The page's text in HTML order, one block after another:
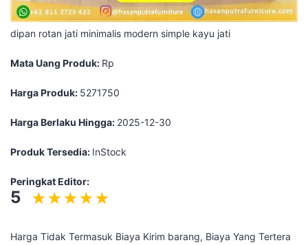
dipan rotan jati minimalis modern simple kayu jati
Mata Uang Produk: Rp
Harga Produk: 5271750
Harga Berlaku Hingga: 2025-12-30
Produk Tersedia: InStock
Peringkat Editor:
5
Harga Tidak Termasuk Biaya Kirim barang, Biaya Yang Tertera